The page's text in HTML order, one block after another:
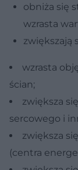
obniża się
wzrasta
zwiększają
wzrasta
ścian;
zwiększa
sercowego i
zwiększa
(centra